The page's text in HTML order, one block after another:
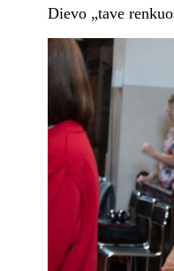
Dievo „tave